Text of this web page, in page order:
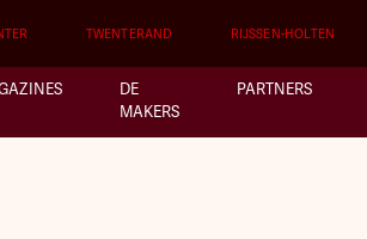
TWENTERAND RIJSSEN-HOLTEN
DE
MAKERS
PARTNERS